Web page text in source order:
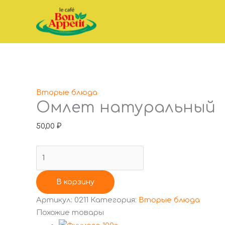
содержимому
Вторые блюда
Омлет натуральный
50,00 ₽
Количество
товара
Омлет
натуральный
В корзину
Артикул: 0211 Категория: Вторые блюда
Похожие товары